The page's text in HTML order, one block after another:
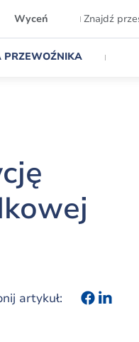
Wyceń Znajdź
PRZEWOŹNIKA
artykuł: